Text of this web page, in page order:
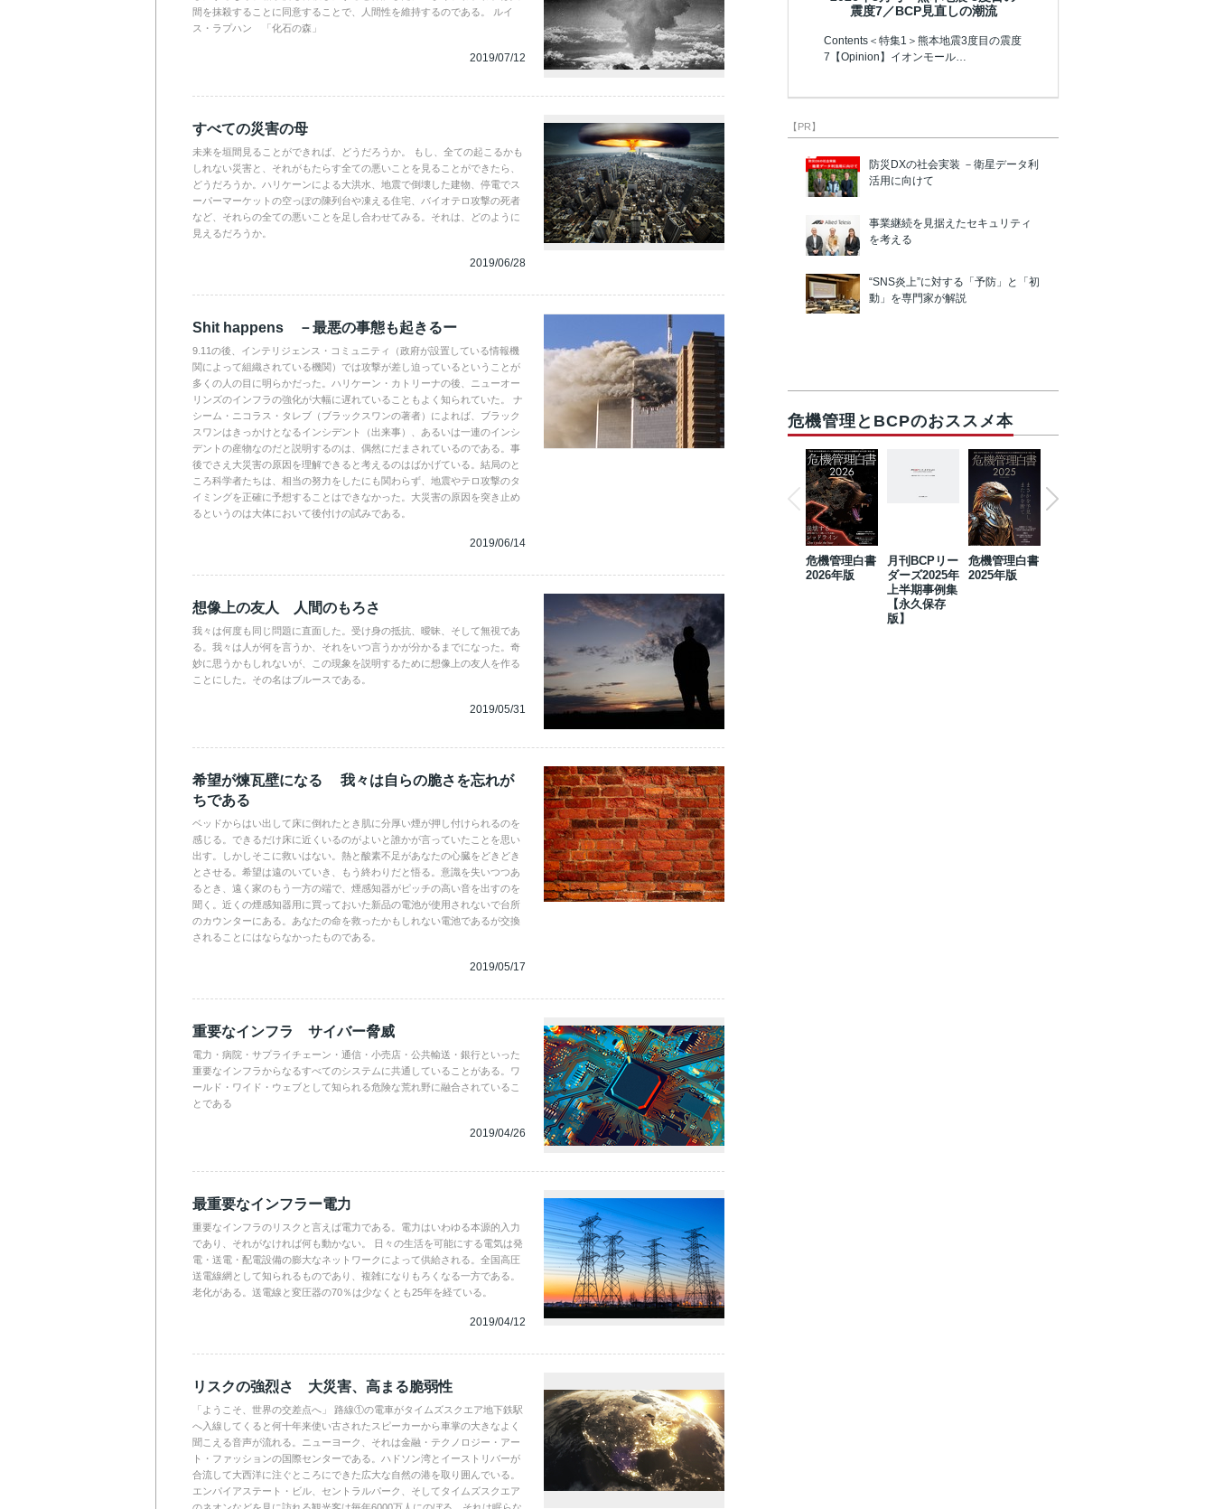
間を抹殺することに同意することで、人間性を維持するのである。 ルイ
ス・ラプハン 「化石の森」
2019/07/12
すべての災害の母
未来を垣間見ることができれば、どうだろうか。 もし、全ての起こるかも
しれない災害と、それがもたらす全ての悪いことを見ることができたら、
どうだろうか。ハリケーンによる大洪水、地震で倒壊した建物、停電でス
ーパーマーケットの空っぽの陳列台や凍える住宅、バイオテロ攻撃の死者
など、それらの全ての悪いことを足し合わせてみる。それは、どのように
見えるだろうか。
2019/06/28
Shit happens －最悪の事態も起きるー
9.11の後、インテリジェンス・コミュニティ（政府が設置している情報機
関によって組織されている機関）では攻撃が差し迫っているということが
多くの人の目に明らかだった。ハリケーン・カトリーナの後、ニューオー
リンズのインフラの強化が大幅に遅れていることもよく知られていた。 ナ
シーム・ニコラス・タレブ（ブラックスワンの著者）によれば、ブラック
スワンはきっかけとなるインシデント（出来事）、あるいは一連のインシ
デントの産物なのだと説明するのは、偶然にだまされているのである。事
後でさえ大災害の原因を理解できると考えるのはばかげている。結局のと
ころ科学者たちは、相当の努力をしたにも関わらず、地震やテロ攻撃のタ
イミングを正確に予想することはできなかった。大災害の原因を突き止め
るというのは大体において後付けの試みである。
2019/06/14
想像上の友人 人間のもろさ
我々は何度も同じ問題に直面した。受け身の抵抗、曖昧、そして無視であ
る。我々は人が何を言うか、それをいつ言うかが分かるまでになった。奇
妙に思うかもしれないが、この現象を説明するために想像上の友人を作る
ことにした。その名はブルースである。
2019/05/31
希望が煉瓦壁になる 我々は自らの脆さを忘れが
ちである
ベッドからはい出して床に倒れたとき肌に分厚い煙が押し付けられるのを
感じる。できるだけ床に近くいるのがよいと誰かが言っていたことを思い
出す。しかしそこに救いはない。熱と酸素不足があなたの心臓をどきどき
とさせる。希望は遠のいていき、もう終わりだと悟る。意識を失いつつあ
るとき、遠く家のもう一方の端で、煙感知器がピッチの高い音を出すのを
聞く。近くの煙感知器用に買っておいた新品の電池が使用されないで台所
のカウンターにある。あなたの命を救ったかもしれない電池であるが交換
されることにはならなかったものである。
2019/05/17
重要なインフラ サイバー脅威
電力・病院・サプライチェーン・通信・小売店・公共輸送・銀行といった
重要なインフラからなるすべてのシステムに共通していることがある。ワ
ールド・ワイド・ウェブとして知られる危険な荒れ野に融合されているこ
とである
2019/04/26
最重要なインフラー電力
重要なインフラのリスクと言えば電力である。電力はいわゆる本源的入力
であり、それがなければ何も動かない。 日々の生活を可能にする電気は発
電・送電・配電設備の膨大なネットワークによって供給される。全国高圧
送電線網として知られるものであり、複雑になりもろくなる一方である。
老化がある。送電線と変圧器の70％は少なくとも25年を経ている。
2019/04/12
リスクの強烈さ 大災害、高まる脆弱性
「ようこそ、世界の交差点へ」 路線①の電車がタイムズスクエア地下鉄駅
へ入線してくると何十年来使い古されたスピーカーから車掌の大きなよく
聞こえる音声が流れる。ニューヨーク、それは金融・テクノロジー・アー
ト・ファッションの国際センターである。ハドソン湾とイーストリバーが
合流して大西洋に注ぐところにできた広大な自然の港を取り囲んでいる。
エンパイアステート・ビル、セントラルパーク、そしてタイムズスクエア
震度7／BCP見直しの潮流
Contents＜特集1＞熊本地震3度目の震度
7【Opinion】イオンモール…
【PR】
防災DXの社会実装 －衛星データ利
活用に向けて
事業継続を見据えたセキュリティ
を考える
“SNS炎上”に対する「予防」と「初
動」を専門家が解説
危機管理とBCPのおススメ本
危機管理白書
2026年版
月刊BCPリー
ダーズ2025年
上半期事例集
【永久保存
版】
危機管理白書
2025年版